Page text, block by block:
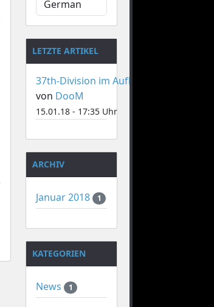
LETZTE ARTIKEL
37th-Division im Aufbau
von DooM
15.01.18 - 17:35 Uhr
ARCHIV
Januar 2018 1
KATEGORIEN
News 1